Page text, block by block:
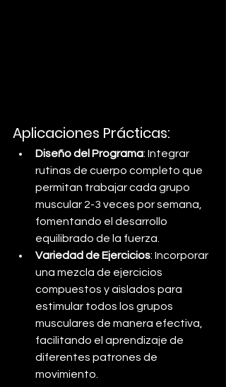
Aplicaciones Prácticas:
Diseño del Programa: Integrar
rutinas de cuerpo completo que
permitan trabajar cada grupo
muscular 2-3 veces por semana,
fomentando el desarrollo
equilibrado de la fuerza.
Variedad de Ejercicios: Incorporar
una mezcla de ejercicios
compuestos y aislados para
estimular todos los grupos
musculares de manera efectiva,
facilitando el aprendizaje de
diferentes patrones de
movimiento.